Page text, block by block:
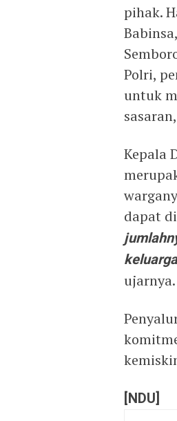
pihak.
Polri,
untuk
Kepala
dapat
ujarnya.
[NDU]